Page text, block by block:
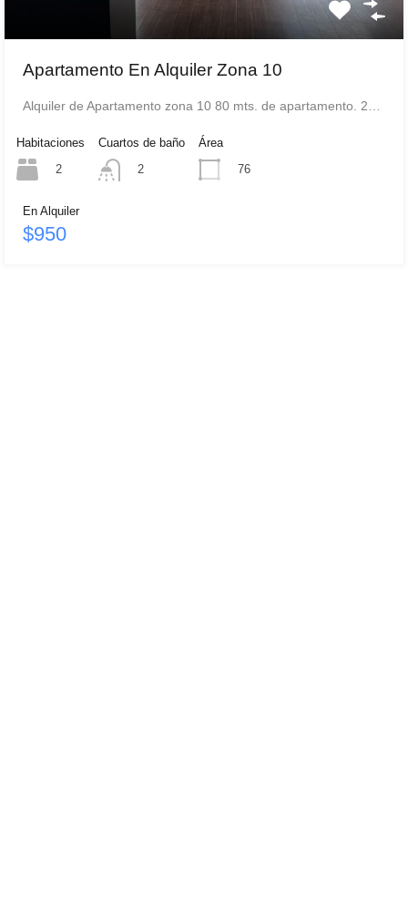
Apartamento En Alquiler Zona 10
Alquiler de Apartamento zona 10 80 mts. de apartamento. 2…
Habitaciones
2
Cuartos de baño
2
Área
76
En Alquiler
$950